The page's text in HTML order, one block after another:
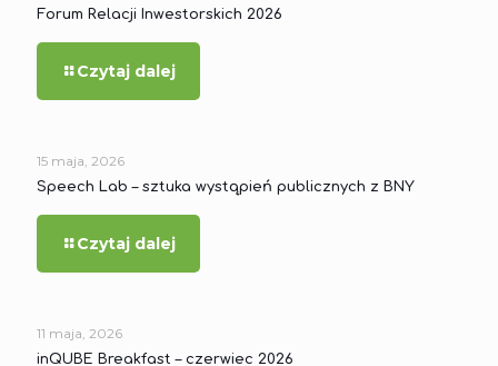
Forum Relacji Inwestorskich 2026
Czytaj dalej
15 maja, 2026
Speech Lab – sztuka wystąpień publicznych z BNY
Czytaj dalej
11 maja, 2026
inQUBE Breakfast – czerwiec 2026